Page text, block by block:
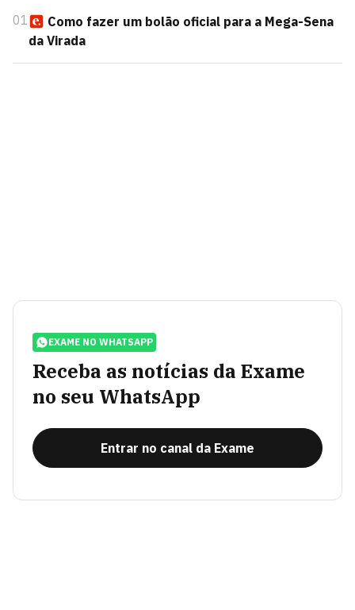
01
Como fazer um bolão oficial para a Mega-Sena
da Virada
EXAME NO WHATSAPP
Receba as notícias da Exame
no seu WhatsApp
Entrar no canal da Exame